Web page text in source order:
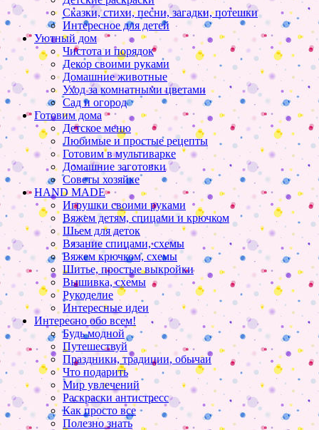
Сказки, стихи, песни, загадки, потешки
Интересное для детей
Уютный дом
Чистота и порядок
Декор своими руками
Домашние животные
Уход за комнатными цветами
Сад и огород
Готовим дома
Детское меню
Любимые и простые рецепты
Готовим в мультиварке
Домашние заготовки
Советы хозяйке
HAND MADE
Игрушки своими руками
Вяжем детям, спицами и крючком
Шьем для деток
Вязание спицами, схемы
Вяжем крючком, схемы
Шитье, простые выкройки
Вышивка, схемы
Рукоделие
Интересные идеи
Интересно обо всем!
Будь модной
Путешествуй
Праздники, традиции, обычаи
Что подарить
Мир увлечений
Раскраски антистресс
Как просто все
Полезно знать